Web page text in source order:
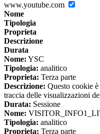
www.youtube.com
Nome
Tipologia
Proprieta
Descrizione
Durata
Nome: YSC
Tipologia: analitico
Proprieta: Terza parte
Descrizione: Questo cookie
traccia delle visualizzazioni
Durata: Sessione
Nome:
Tipologia: analitico
Proprieta: Terza parte